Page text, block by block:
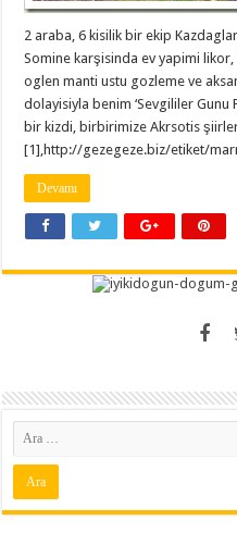
2 araba, 6 kisilik bir ekip
Somine karşisinda ev yapimi
oglen manti ustu gozleme ve
dolayisiyla benim ‘Sevgililer Gunu
bir kizdi, birbirimize Akrsotis
[1],http://gezegeze.biz/etiket/
Devamı